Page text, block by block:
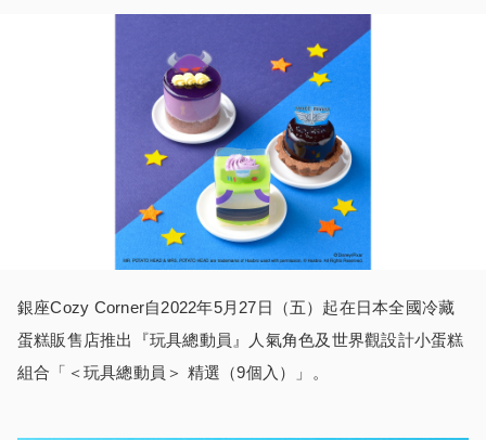
銀座Cozy Corner自2022年5月27日（五）起在日本全國冷藏
蛋糕販售店推出『玩具總動員』人氣角色及世界觀設計小蛋糕
組合「＜玩具總動員＞ 精選（9個入）」。